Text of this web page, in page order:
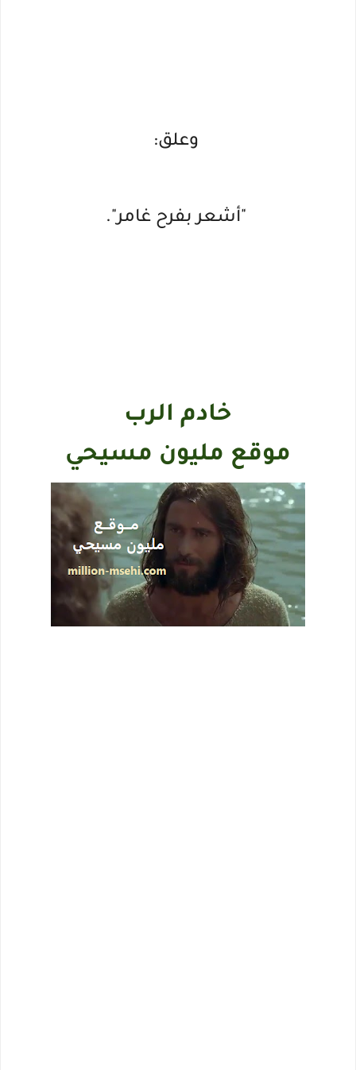
وعلق:
"أشعر بفرح غامر".
خادم الرب
موقع مليون مسيحي